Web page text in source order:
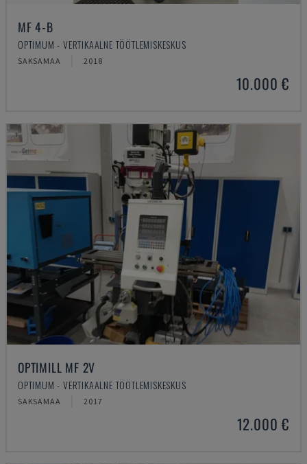
MF 4-B
OPTIMUM - VERTIKAALNE TÖÖTLEMISKESKUS
SAKSAMAA 2018
10.000 €
OPTIMILL MF 2V
OPTIMUM - VERTIKAALNE TÖÖTLEMISKESKUS
SAKSAMAA 2017
12.000 €